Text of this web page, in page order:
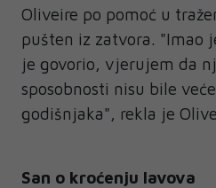
Oliveire po pomoć u
pušten iz zatvora. "Imao
je govorio, vjerujem da
sposobnosti nisu bile
godišnjaka", rekla je
San o kroćenju lavova